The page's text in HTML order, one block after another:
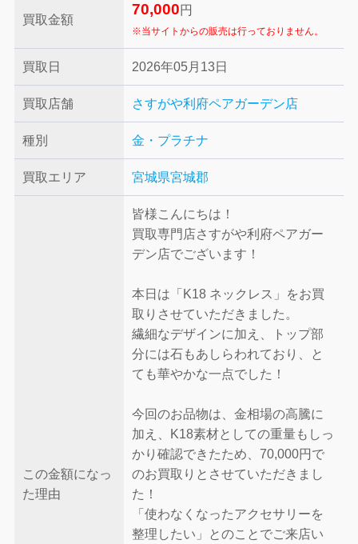
買取金額
70,000 円
※当サイトからの販売は行っておりません。
買取日 2026年05月13日
買取店舗 さすがや利府ペアガーデン店
種別 金・プラチナ
買取エリア 宮城県宮城郡
この金額になっ
た理由
皆様こんにちは！
買取専門店さすがや利府ペアガー
デン店でございます！
本日は「K18 ネックレス」をお買
取りさせていただきました。
繊細なデザインに加え、トップ部
分には石もあしらわれており、と
ても華やかな一点でした！
今回のお品物は、金相場の高騰に
加え、K18素材としての重量もしっ
かり確認できたため、70,000円で
のお買取りとさせていただきまし
た！
「使わなくなったアクセサリーを
整理したい」とのことでご来店い